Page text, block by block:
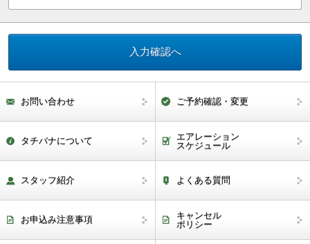
お問い合わせ ご予約確認・変更
タチバナについて
エアレーション
スケジュール
スタッフ紹介 よくある質問
お申込み注意事項
キャンセル
ポリシー